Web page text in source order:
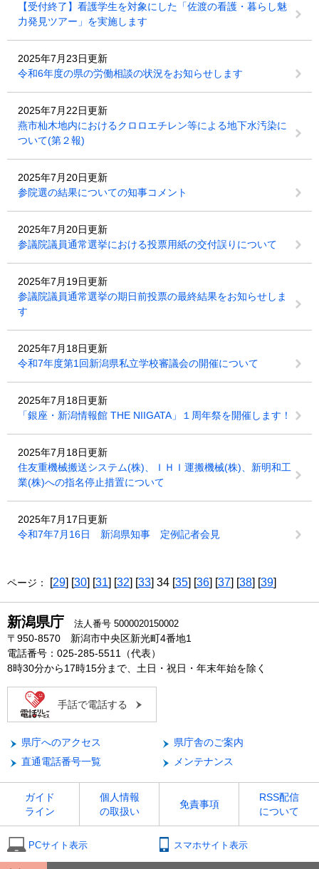
【受付終了】看護学生を対象にした「佐渡の看護・暮らし魅
力発見ツアー」を実施します
2025年7月23日更新
令和6年度の県の労働相談の状況をお知らせします
2025年7月22日更新
燕市杣木地内におけるクロロエチレン等による地下水汚染に
ついて(第２報)
2025年7月20日更新
参院選の結果についての知事コメント
2025年7月20日更新
参議院議員通常選挙における投票用紙の交付誤りについて
2025年7月19日更新
参議院議員通常選挙の期日前投票の最終結果をお知らせしま
す
2025年7月18日更新
令和7年度第1回新潟県私立学校審議会の開催について
2025年7月18日更新
「銀座・新潟情報館 THE NIIGATA」１周年祭を開催します！
2025年7月18日更新
住友重機械搬送システム(株)、ＩＨＩ運搬機械(株)、新明和工
業(株)への指名停止措置について
2025年7月17日更新
令和7年7月16日 新潟県知事 定例記者会見
ページ： [29] [30] [31] [32] [33] 34 [35] [36] [37] [38] [39]
新潟県庁 法人番号 5000020150002
〒950-8570 新潟市中央区新光町4番地1
電話番号：025-285-5511（代表）
8時30分から17時15分まで、土日・祝日・年末年始を除く
手話で電話する
県庁へのアクセス
県庁舎のご案内
直通電話番号一覧
メンテナンス
ガイド
ライン
個人情報
の取扱い
免責事項
RSS配信
について
PCサイト表示 スマホサイト表示